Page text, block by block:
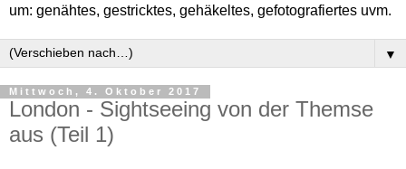
um: genähtes, gestricktes, gehäkeltes, gefotografiertes uvm.
▼
Mittwoch, 4. Oktober 2017
London - Sightseeing von der Themse
aus (Teil 1)